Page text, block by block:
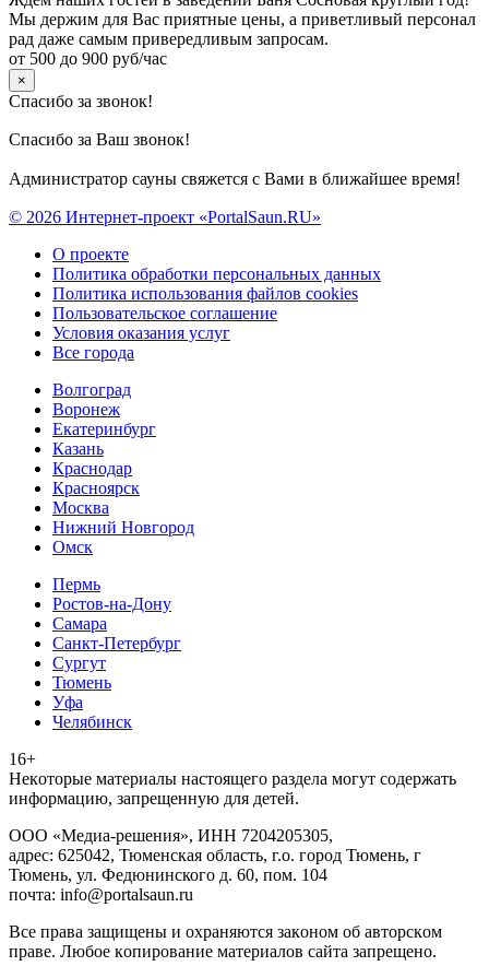
Мы держим для Вас приятные цены, а приветливый персонал
рад даже самым привередливым запросам.
от 500 до 900 руб/час
×
Спасибо за звонок!
Спасибо за Ваш звонок!
Администратор сауны свяжется с Вами в ближайшее время!
© 2026 Интернет-проект «PortalSaun.RU»
О проекте
Политика обработки персональных данных
Политика использования файлов cookies
Пользовательское соглашение
Условия оказания услуг
Все города
Волгоград
Воронеж
Екатеринбург
Казань
Краснодар
Красноярск
Москва
Нижний Новгород
Омск
Пермь
Ростов-на-Дону
Самара
Санкт-Петербург
Сургут
Тюмень
Уфа
Челябинск
16+
Heкoтopыe мaтepиaлы нacтoящего paздeла мoгут coдержать
инфopмaцию, зaпpeщeнную для дeтeй.
ООО «Медиа-решения», ИНН 7204205305,
адрес: 625042, Тюменская область, г.о. город Тюмень, г
Тюмень, ул. Федюнинского д. 60, пом. 104
почта: info@portalsaun.ru
Вce прaвa зaщищeны и oxpaняютcя зaкoнoм oб aвтopcкoм
прaве. Любoe кoпиpoвaниe мaтepиaлов caйтa зaпpeщeнo.